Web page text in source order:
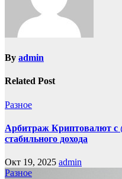
By admin
Related Post
Разное
Арбитраж Криптовалют с
стабильного дохода
Окт 19, 2025 admin
Разное